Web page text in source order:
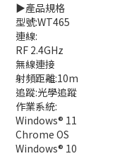
▶️產品規格
型號:WT465
連線:
RF 2.4GHz
無線連接
射頻距離:10m
追蹤:光學追蹤
作業系統:
Windows® 11
Chrome OS
Windows® 10